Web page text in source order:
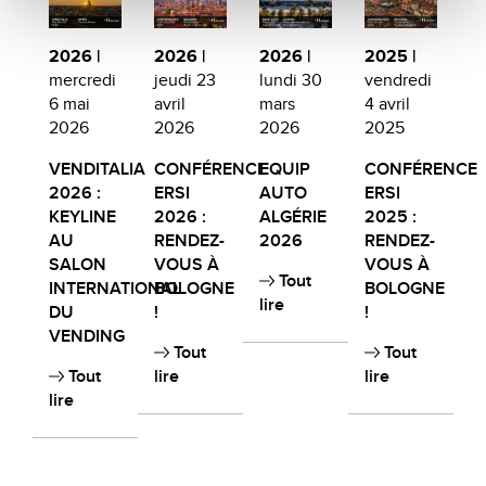
2026 |
mercredi
6 mai
2026
VENDITALIA
2026 :
KEYLINE
AU
SALON
INTERNATIONAL
DU
VENDING
Tout
lire
2026 |
jeudi 23
avril
2026
CONFÉRENCE
ERSI
2026 :
RENDEZ-
VOUS À
BOLOGNE
!
Tout
lire
2026 |
lundi 30
mars
2026
EQUIP
AUTO
ALGÉRIE
2026
Tout
lire
2025 |
vendredi
4 avril
2025
CONFÉRENCE
ERSI
2025 :
RENDEZ-
VOUS À
BOLOGNE
!
Tout
lire